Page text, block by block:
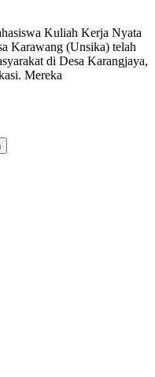
Kuliah Kerja Nyata
Karawang (Unsika) telah
di Desa Karangjaya,
Mereka